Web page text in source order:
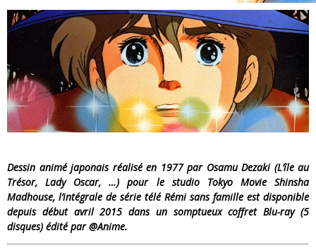
« Dr Wertham / L’homme qui étudia les tueurs en série » - Un Métier à Risque !
Assassin's Creed Black Flag Resynced
« Damn Them All » - Un duo de Choc !
Yoshi and the mysterious book
Dessin animé japonais réalisé en 1977 par Osamu Dezaki (L’île au
Trésor, Lady Oscar, …) pour le studio Tokyo Movie Shinsha
Madhouse, l’intégrale de série télé Rémi sans famille est disponible
depuis début avril 2015 dans un somptueux coffret Blu-ray (5
disques) édité par @Anime.